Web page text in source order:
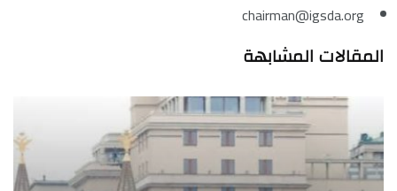
chairman@igsda.org
المقالات المشابهة